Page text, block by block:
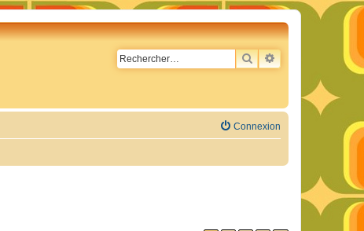
RECHERCHER
RECHERCHE
Connexion